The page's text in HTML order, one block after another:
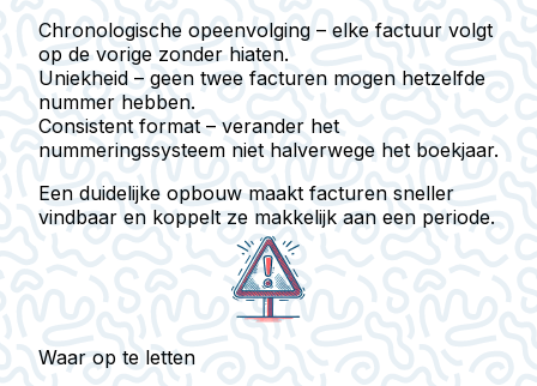
Chronologische opeenvolging – elke factuur volgt
op de vorige zonder hiaten.
Uniekheid – geen twee facturen mogen hetzelfde
nummer hebben.
Consistent format – verander het
nummeringssysteem niet halverwege het boekjaar.
Een duidelijke opbouw maakt facturen sneller
vindbaar en koppelt ze makkelijk aan een periode.
Waar op te letten